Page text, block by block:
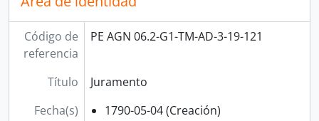
[Unidad documental simple] Remisión de expedientes
[Unidad documental simple] Remisión de informe
[Unidad de instalación] CAJA 20
Código de
referencia
PE AGN 06.2-G1-TM-AD-3-19-121
Título
Juramento
Fecha(s)
1790-05-04 (Creación)